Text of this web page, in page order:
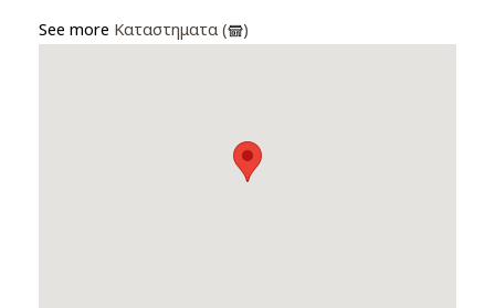
See more Καταστηματα ( )